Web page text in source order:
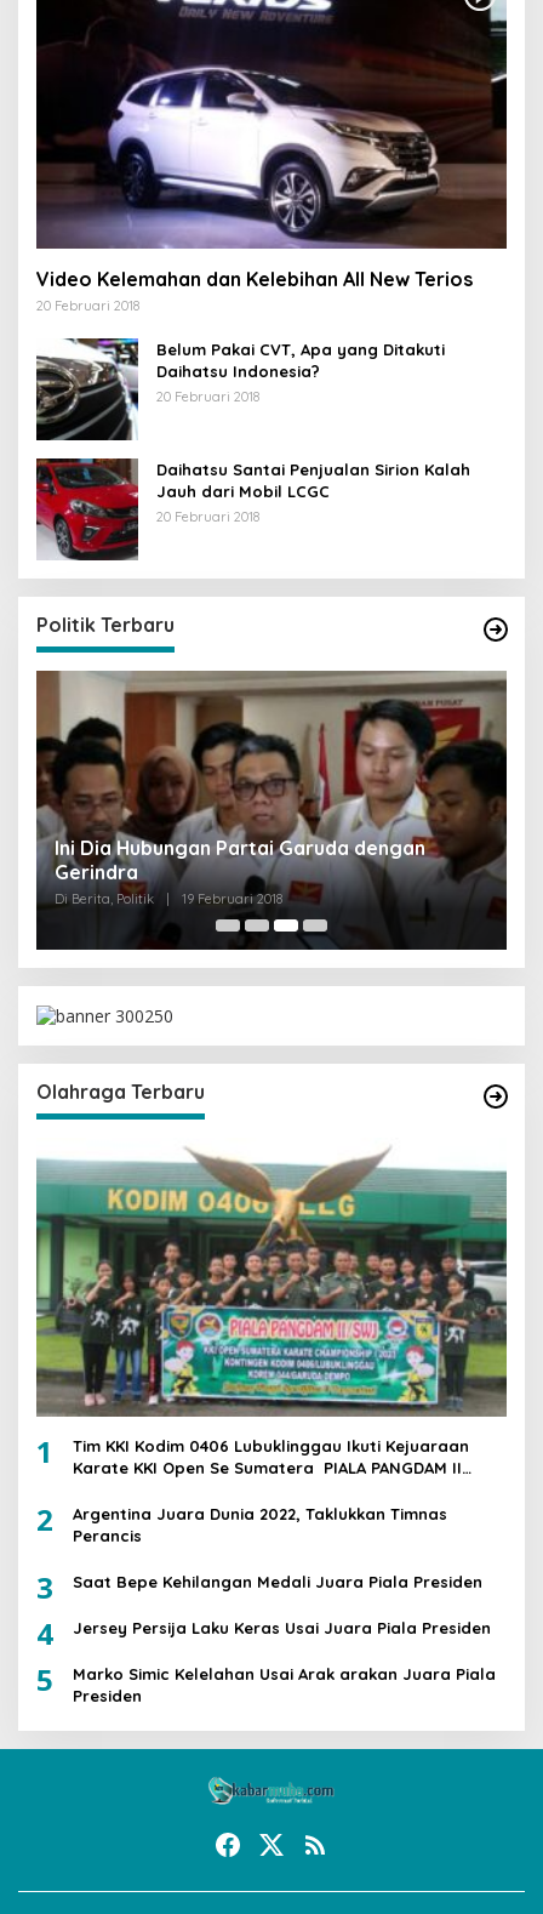
Video Kelemahan dan Kelebihan All New Terios
20 Februari 2018
Belum Pakai CVT, Apa yang Ditakuti
Daihatsu Indonesia?
20 Februari 2018
Daihatsu Santai Penjualan Sirion Kalah
Jauh dari Mobil LCGC
20 Februari 2018
Politik Terbaru
Strategi PPP Menangkan Duet Ganjar dan Gus
Yasin
Di Berita, Politik |
Olahraga Terbaru
1
Tim KKI Kodim 0406 Lubuklinggau Ikuti Kejuaraan
Karate KKI Open Se Sumatera PIALA PANGDAM II
2
Argentina Juara Dunia 2022, Taklukkan Timnas
Perancis
3 Saat Bepe Kehilangan Medali Juara Piala Presiden
4 Jersey Persija Laku Keras Usai Juara Piala Presiden
5
Marko Simic Kelelahan Usai Arak arakan Juara Piala
Presiden